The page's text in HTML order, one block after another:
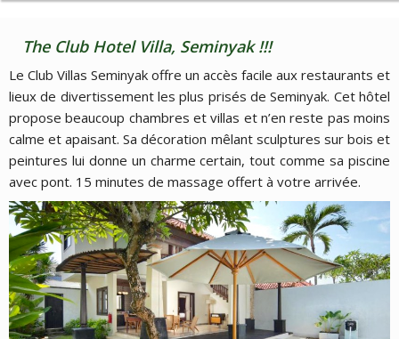
The Club Hotel Villa, Seminyak !!!
Le Club Villas Seminyak offre un accès facile aux restaurants et
lieux de divertissement les plus prisés de Seminyak. Cet hôtel
propose beaucoup chambres et villas et n’en reste pas moins
calme et apaisant. Sa décoration mêlant sculptures sur bois et
peintures lui donne un charme certain, tout comme sa piscine
avec pont. 15 minutes de massage offert à votre arrivée.